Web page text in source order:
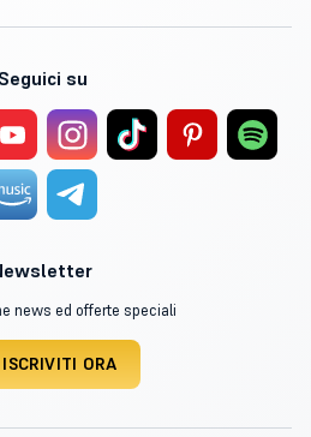
Seguici su
news ed offerte speciali
ISCRIVITI ORA